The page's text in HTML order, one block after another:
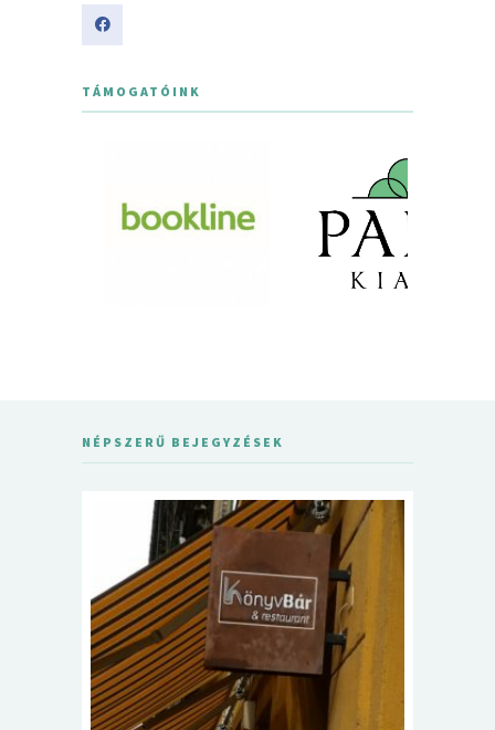
TÁMOGATÓINK
NÉPSZERŰ BEJEGYZÉSEK